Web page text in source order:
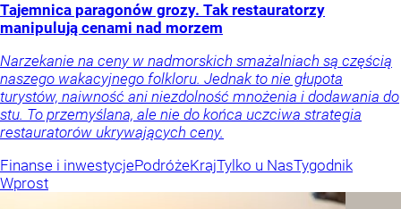
Tajemnica paragonów grozy. Tak restauratorzy
manipulują cenami nad morzem
Narzekanie na ceny w nadmorskich smażalniach są częścią
naszego wakacyjnego folkloru. Jednak to nie głupota
turystów, naiwność ani niezdolność mnożenia i dodawania do
stu. To przemyślana, ale nie do końca uczciwa strategia
restauratorów ukrywających ceny.
Finanse i inwestycjePodróżeKrajTylko u NasTygodnik
Wprost